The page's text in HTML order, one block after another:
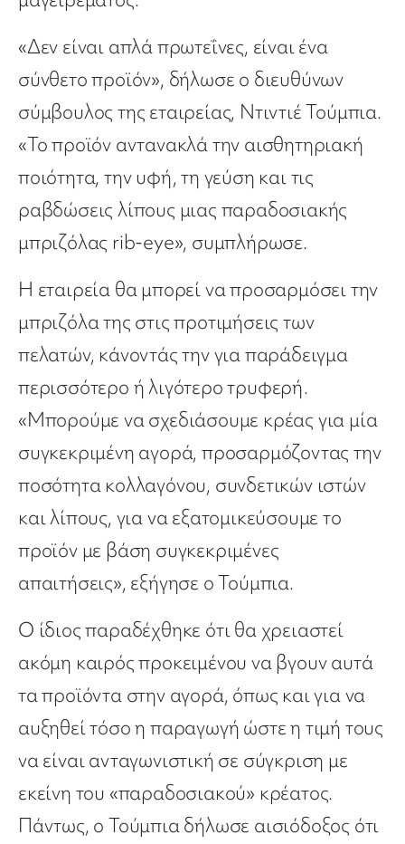
«Δεν είναι απλά πρωτεΐνες, είναι ένα
σύνθετο προϊόν», δήλωσε ο διευθύνων
σύμβουλος της εταιρείας, Ντιντιέ Τούμπια.
«Το προϊόν αντανακλά την αισθητηριακή
ποιότητα, την υφή, τη γεύση και τις
ραβδώσεις λίπους μιας παραδοσιακής
μπριζόλας rib-eye», συμπλήρωσε.
Η εταιρεία θα μπορεί να προσαρμόσει την
μπριζόλα της στις προτιμήσεις των
πελατών, κάνοντάς την για παράδειγμα
περισσότερο ή λιγότερο τρυφερή.
«Μπορούμε να σχεδιάσουμε κρέας για μία
συγκεκριμένη αγορά, προσαρμόζοντας την
ποσότητα κολλαγόνου, συνδετικών ιστών
και λίπους, για να εξατομικεύσουμε το
προϊόν με βάση συγκεκριμένες
απαιτήσεις», εξήγησε ο Τούμπια.
Ο ίδιος παραδέχθηκε ότι θα χρειαστεί
ακόμη καιρός προκειμένου να βγουν αυτά
τα προϊόντα στην αγορά, όπως και για να
αυξηθεί τόσο η παραγωγή ώστε η τιμή τους
να είναι ανταγωνιστική σε σύγκριση με
εκείνη του «παραδοσιακού» κρέατος.
Πάντως, ο Τούμπια δήλωσε αισιόδοξος ότι